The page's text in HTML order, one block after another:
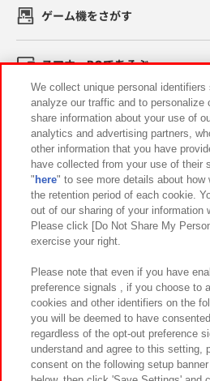
ゲーム機をさがす
スマホ・PCであそぶ
イベント・キャンペーン
関連会社 サステナビリティ
プライバシーポリシー ウェブアク
お取引先さまとともに
カスタマーハラスメント対応方針 よ
We collect unique personal
analyze our traffic and to personalize
share information about your use of
analytics and advertising partners,
other information that you have
have collected from your use of their
" here" to see more details about how
the retention period of each cookie.
out of our sharing of your information
Please click [Do Not Share My
exercise your right.
Please note that even if you have
preference signals , if you choose to
cookies and other identifiers on the
you will be deemed to have
regardless of the opt-out preference
understand and agree to this setting,
consent on the following setup